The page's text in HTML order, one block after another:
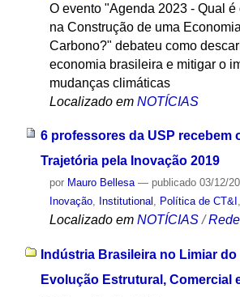
O evento "Agenda 2023 - Qual é
na Construção de uma
Carbono?" debateu como
economia brasileira e mitigar o
mudanças climáticas
Localizado em NOTÍCIAS
6 professores da USP recebem
Trajetória pela Inovação 2019
por Mauro Bellesa — publicado03/12/
Inovação, Institutional , Política de CT&I ,
Localizado em NOTÍCIAS /
Indústria Brasileira no Limiar do
Evolução Estrutural, Comercial